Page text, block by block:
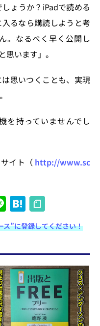
ょうか？iPadで読める
るなら購読しようと考
。なるべく早く公開し
思います」。
思いつくことも、実現
を持っていませんでし
イト（ http://www.sc
Li
n
e
H
at
e
n
a
”に登録してください！